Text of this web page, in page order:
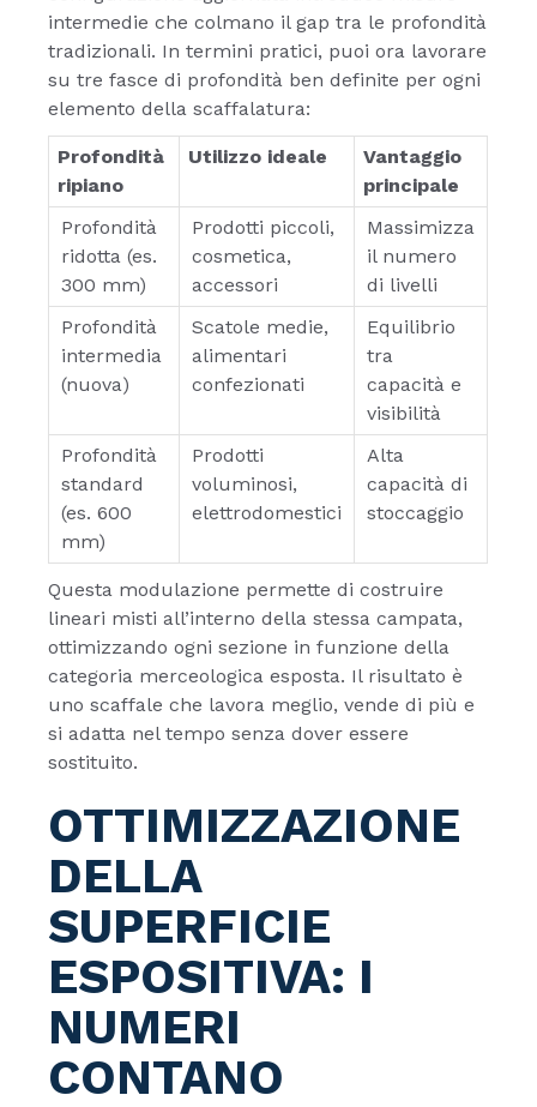
intermedie che colmano il gap tra le profondità
tradizionali. In termini pratici, puoi ora lavorare
su tre fasce di profondità ben definite per ogni
elemento della scaffalatura:
Profondità
ripiano
Utilizzo ideale
Vantaggio
principale
Profondità
ridotta (es.
300 mm)
Prodotti piccoli,
cosmetica,
accessori
Massimizza
il numero
di livelli
Profondità
intermedia
(nuova)
Scatole medie,
alimentari
confezionati
Equilibrio
tra
capacità e
visibilità
Profondità
standard
(es. 600
mm)
Prodotti
voluminosi,
elettrodomestici
Alta
capacità di
stoccaggio
Questa modulazione permette di costruire
lineari misti all’interno della stessa campata,
ottimizzando ogni sezione in funzione della
categoria merceologica esposta. Il risultato è
uno scaffale che lavora meglio, vende di più e
si adatta nel tempo senza dover essere
sostituito.
OTTIMIZZAZIONE
DELLA
SUPERFICIE
ESPOSITIVA: I
NUMERI
CONTANO